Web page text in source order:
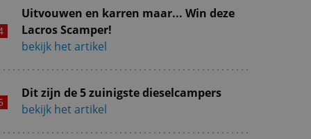
Uitvouwen en karren maar... Win deze
Lacros Scamper!
bekijk het artikel
Dit zijn de 5 zuinigste dieselcampers
bekijk het artikel